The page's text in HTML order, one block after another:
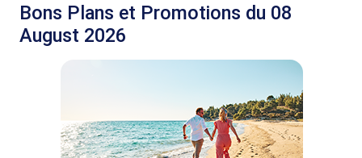
Bons Plans et Promotions du 08
August 2026